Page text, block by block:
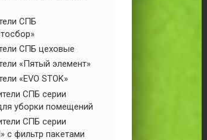
СПБ
СПБ цеховые
«Пятый элемент»
«EVO STOK»
СПБ серии
уборки помещений
СПБ серии
с фильтр пакетами